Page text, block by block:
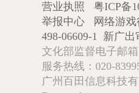
营业执照
粤ICP备
举报中心
网络游
498-06609-1 新广出
文化部监督电子邮
服务热线：020-
广州百田信息科技